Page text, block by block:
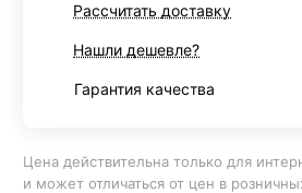
Рассчитать доставку
Нашли дешевле?
Гарантия качества
Цена действительна только для
и может отличаться от цен в